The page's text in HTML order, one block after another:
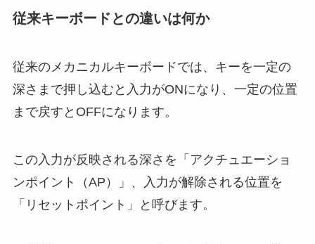
従来キーボードとの違いは何か
従来のメカニカルキーボードでは、キーを一定の
深さまで押し込むと入力がONになり、一定の位置
まで戻すとOFFになります。
この入力が反映される深さを「アクチュエーショ
ンポイント（AP）」、入力が解除される位置を
「リセットポイント」と呼びます。